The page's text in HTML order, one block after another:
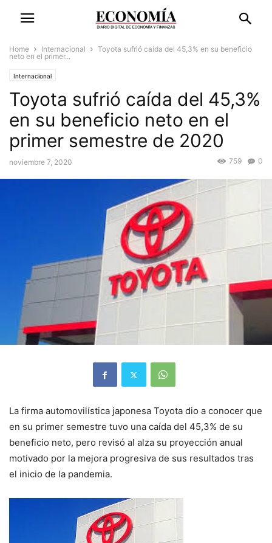
Home Internacional
Toyota sufrió caída del 45,3% en su beneficio
neto en el primer...
Internacional
Toyota sufrió caída del 45,3%
en su beneficio neto en el
primer semestre de 2020
noviembre 7, 2020 0
759
La firma automovilística japonesa Toyota dio a conocer que
en su primer semestre tuvo una caída del 45,3% de su
beneficio neto, pero revisó al alza su proyección anual
motivado por la mejora progresiva de sus resultados tras
el inicio de la pandemia.